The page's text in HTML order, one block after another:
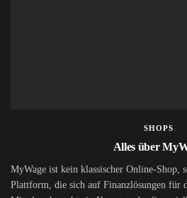
SHOPS
Alles über
MyWage ist kein klassischer Online-Shop,
Plattform, die sich auf Finanzlösungen für